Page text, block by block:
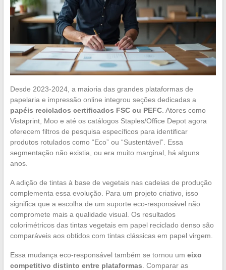
Desde 2023-2024, a maioria das grandes plataformas de
papelaria e impressão online integrou seções dedicadas a
papéis reciclados certificados FSC ou PEFC. Atores como
Vistaprint, Moo e até os catálogos Staples/Office Depot agora
oferecem filtros de pesquisa específicos para identificar
produtos rotulados como “Eco” ou “Sustentável”. Essa
segmentação não existia, ou era muito marginal, há alguns
anos.
A adição de tintas à base de vegetais nas cadeias de produção
complementa essa evolução. Para um projeto criativo, isso
significa que a escolha de um suporte eco-responsável não
compromete mais a qualidade visual. Os resultados
colorimétricos das tintas vegetais em papel reciclado denso são
comparáveis aos obtidos com tintas clássicas em papel virgem.
Essa mudança eco-responsável também se tornou um eixo
competitivo distinto entre plataformas. Comparar as